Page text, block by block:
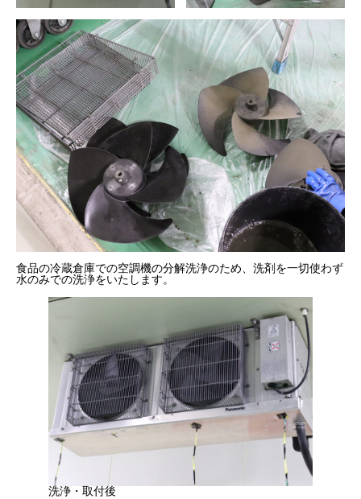
食品の冷蔵倉庫での空調機の分解洗浄のため、洗剤を一切使わず
水のみでの洗浄をいたします。
洗浄・取付後